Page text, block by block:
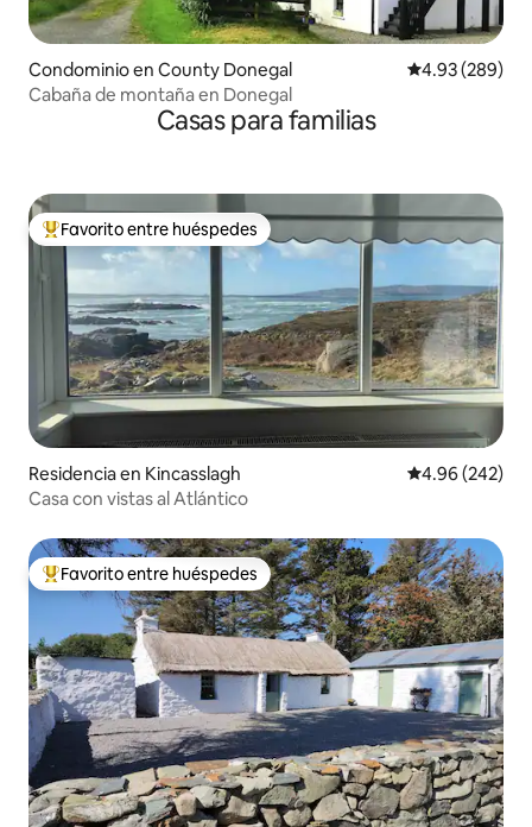
Condominio en County Donegal Calificación
4.93 (289)
Cabaña de montaña en Donegal
Casas para familias
De los mejores en Favorito entre huéspedes
Favorito entre huéspedes
Residencia en Kincasslagh Calificación
4.96 (242)
Casa con vistas al Atlántico
De los mejores en Favorito entre huéspedes
Favorito entre huéspedes